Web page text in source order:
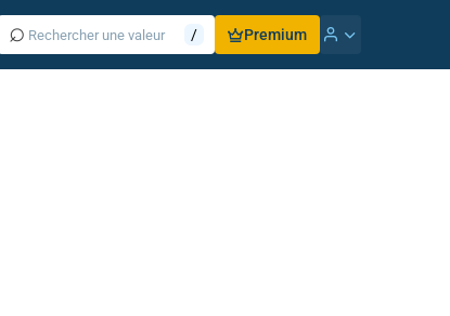
⌕ / Premium